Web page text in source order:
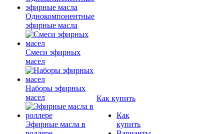
Однокомпонентные
эфирные масла
Смеси эфирных
масел
Наборы эфирных
масел
Эфирные масла в
Как купить
Как
купить